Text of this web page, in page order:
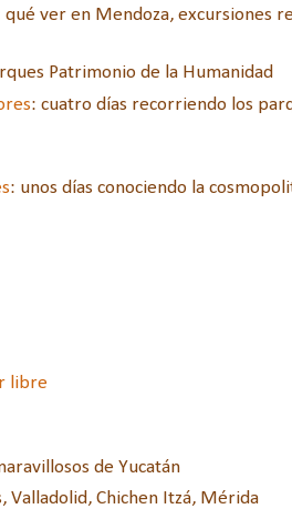
qué ver en Mendoza, excursiones
Patrimonio de la Humanidad
: cuatro días recorriendo los
: unos días conociendo la
libre
de Yucatán
Valladolid, Chichen Itzá, Mérida